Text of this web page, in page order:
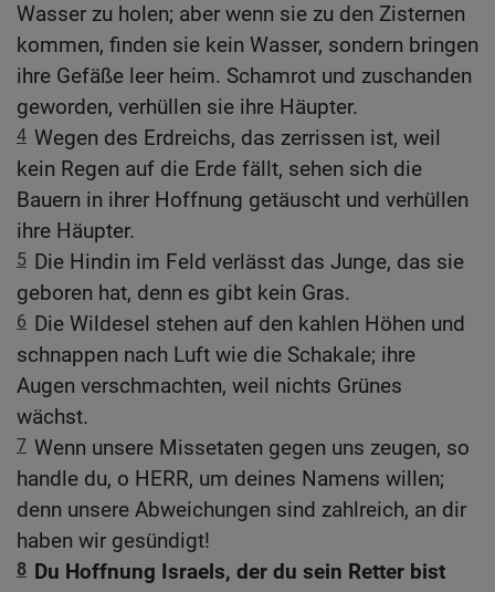
Wasser zu holen; aber wenn sie zu den Zisternen
kommen, finden sie kein Wasser, sondern bringen
ihre Gefäße leer heim. Schamrot und zuschanden
geworden, verhüllen sie ihre Häupter.
4 Wegen des Erdreichs, das zerrissen ist, weil
kein Regen auf die Erde fällt, sehen sich die
Bauern in ihrer Hoffnung getäuscht und verhüllen
ihre Häupter.
5 Die Hindin im Feld verlässt das Junge, das sie
geboren hat, denn es gibt kein Gras.
6 Die Wildesel stehen auf den kahlen Höhen und
schnappen nach Luft wie die Schakale; ihre
Augen verschmachten, weil nichts Grünes
wächst.
7 Wenn unsere Missetaten gegen uns zeugen, so
handle du, o HERR, um deines Namens willen;
denn unsere Abweichungen sind zahlreich, an dir
haben wir gesündigt!
8 Du Hoffnung Israels, der du sein Retter bist